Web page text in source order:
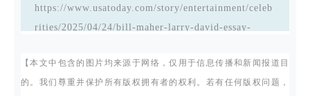
https://www.usatoday.com/story/entertainment/celeb
rities/2025/04/24/bill-maher-larry-david-essay-
https://www.thetimes.com/uk/history/article/how-a-
spy-used-his-british-charm-to-infiltrate-hitlers-
【本文中包含的图片均来源于网络，仅用于信息传播和新闻报道目
的。我们尊重并保护所有版权拥有者的权利。若有任何版权问题，